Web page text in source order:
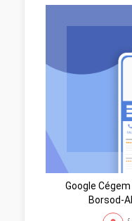
Google
Borsod-